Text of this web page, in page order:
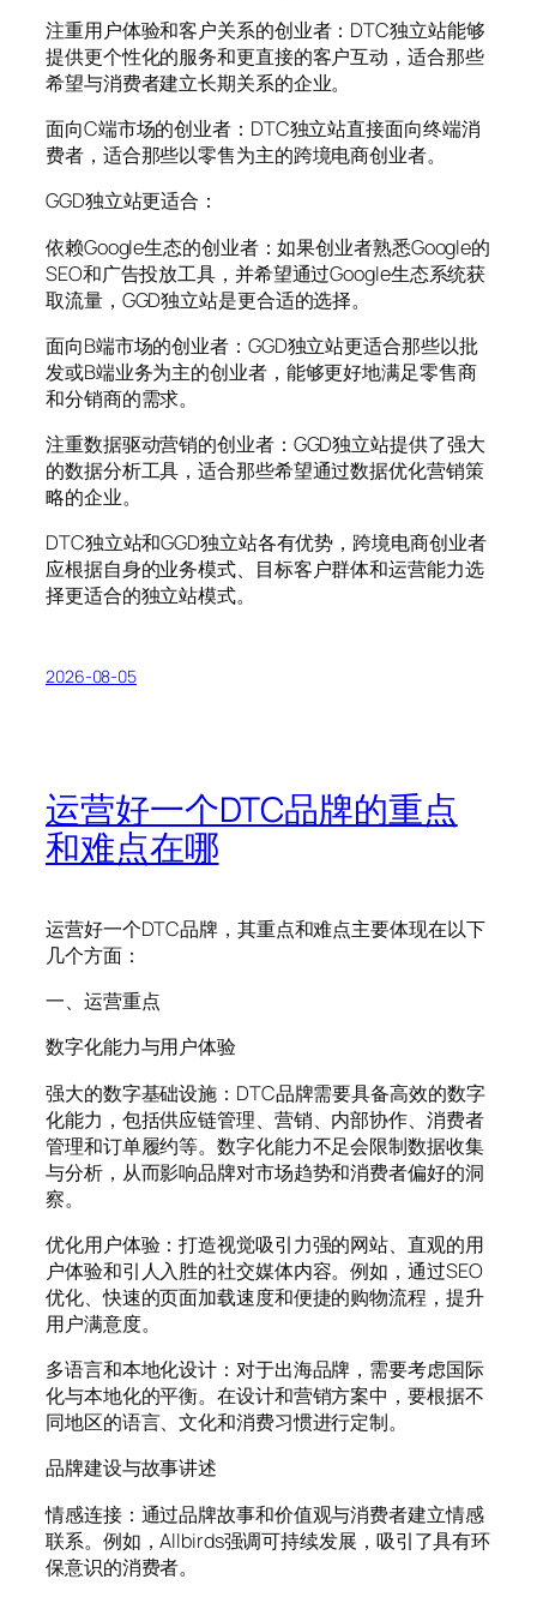
注重用户体验和客户关系的创业者：DTC独立站能够
提供更个性化的服务和更直接的客户互动，适合那些
希望与消费者建立长期关系的企业。
面向C端市场的创业者：DTC独立站直接面向终端消
费者，适合那些以零售为主的跨境电商创业者。
GGD独立站更适合：
依赖Google生态的创业者：如果创业者熟悉Google的
SEO和广告投放工具，并希望通过Google生态系统获
取流量，GGD独立站是更合适的选择。
面向B端市场的创业者：GGD独立站更适合那些以批
发或B端业务为主的创业者，能够更好地满足零售商
和分销商的需求。
注重数据驱动营销的创业者：GGD独立站提供了强大
的数据分析工具，适合那些希望通过数据优化营销策
略的企业。
DTC独立站和GGD独立站各有优势，跨境电商创业者
应根据自身的业务模式、目标客户群体和运营能力选
择更适合的独立站模式。
2026-08-05
运营好一个DTC品牌的重点
和难点在哪
运营好一个DTC品牌，其重点和难点主要体现在以下
几个方面：
一、运营重点
数字化能力与用户体验
强大的数字基础设施：DTC品牌需要具备高效的数字
化能力，包括供应链管理、营销、内部协作、消费者
管理和订单履约等。数字化能力不足会限制数据收集
与分析，从而影响品牌对市场趋势和消费者偏好的洞
察。
优化用户体验：打造视觉吸引力强的网站、直观的用
户体验和引人入胜的社交媒体内容。例如，通过SEO
优化、快速的页面加载速度和便捷的购物流程，提升
用户满意度。
多语言和本地化设计：对于出海品牌，需要考虑国际
化与本地化的平衡。在设计和营销方案中，要根据不
同地区的语言、文化和消费习惯进行定制。
品牌建设与故事讲述
情感连接：通过品牌故事和价值观与消费者建立情感
联系。例如，Allbirds强调可持续发展，吸引了具有环
保意识的消费者。